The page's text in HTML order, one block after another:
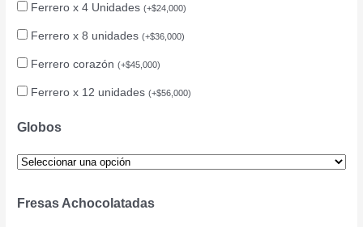
Ferrero x 4 Unidades(+$24,000)
Ferrero x 8 unidades(+$36,000)
Ferrero corazón(+$45,000)
Ferrero x 12 unidades(+$56,000)
Globos
Fresas Achocolatadas